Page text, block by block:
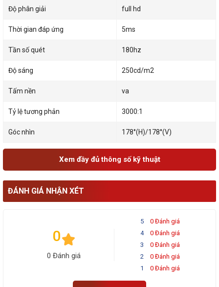
Độ phân giải full hd
Thời gian đáp ứng 5ms
Tần số quét 180hz
Độ sáng 250cd/m2
Tấm nền va
Tỷ lệ tương phản 3000:1
Góc nhìn 178°(H)/178°(V)
Xem đầy đủ thông số kỹ thuật
ĐÁNH GIÁ NHẬN XÉT
0
0 Đánh giá
5
0 Đánh giá
4
0 Đánh giá
3
0 Đánh giá
2
0 Đánh giá
1
0 Đánh giá